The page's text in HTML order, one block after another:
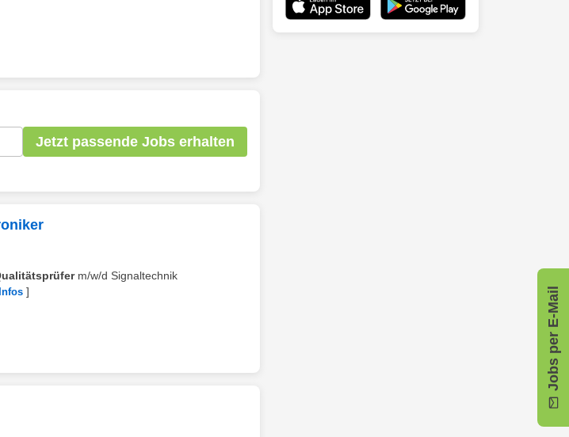
Jetzt passende Jobs erhalten
m/w/d Signaltechnik
]
Jobs per E-Mail